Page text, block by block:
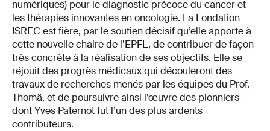
numériques) pour le diagnostic précoce du cancer et
les thérapies innovantes en oncologie. La Fondation
ISREC est fière, par le soutien décisif qu’elle apporte à
cette nouvelle chaire de l’EPFL, de contribuer de façon
très concrète à la réalisation de ses objectifs. Elle se
réjouit des progrès médicaux qui découleront des
travaux de recherches menés par les équipes du Prof.
Thomä, et de poursuivre ainsi l’œuvre des pionniers
dont Yves Paternot fut l’un des plus ardents
contributeurs.